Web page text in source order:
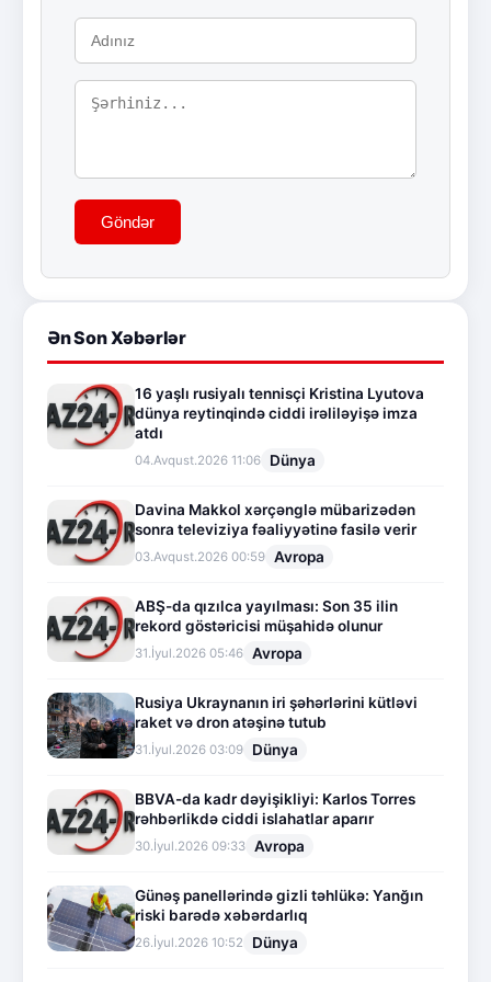
Göndər
Ən Son Xəbərlər
16 yaşlı rusiyalı tennisçi Kristina Lyutova
dünya reytinqində ciddi irəliləyişə imza
atdı
04.Avqust.2026 11:06 Dünya
Davina Makkol xərçənglə mübarizədən
sonra televiziya fəaliyyətinə fasilə verir
03.Avqust.2026 00:59 Avropa
ABŞ-da qızılca yayılması: Son 35 ilin
rekord göstəricisi müşahidə olunur
31.İyul.2026 05:46 Avropa
Rusiya Ukraynanın iri şəhərlərini kütləvi
raket və dron atəşinə tutub
31.İyul.2026 03:09 Dünya
BBVA-da kadr dəyişikliyi: Karlos Torres
rəhbərlikdə ciddi islahatlar aparır
30.İyul.2026 09:33 Avropa
Günəş panellərində gizli təhlükə: Yanğın
riski barədə xəbərdarlıq
26.İyul.2026 10:52 Dünya